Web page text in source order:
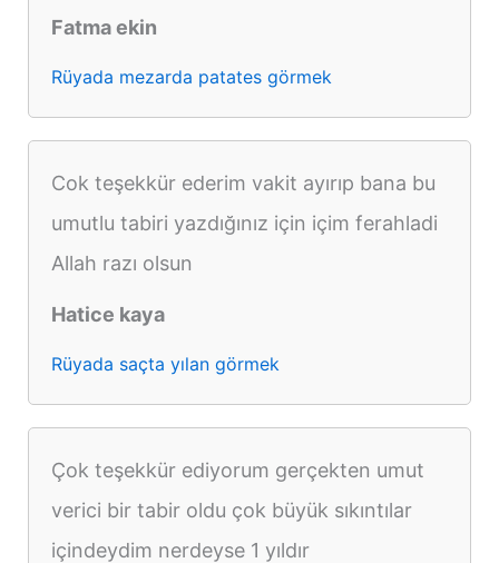
Fatma ekin
Rüyada mezarda patates görmek
Cok teşekkür ederim vakit ayırıp bana bu
umutlu tabiri yazdığınız için içim ferahladi
Allah razı olsun
Hatice kaya
Rüyada saçta yılan görmek
Çok teşekkür ediyorum gerçekten umut
verici bir tabir oldu çok büyük sıkıntılar
içindeydim nerdeyse 1 yıldır